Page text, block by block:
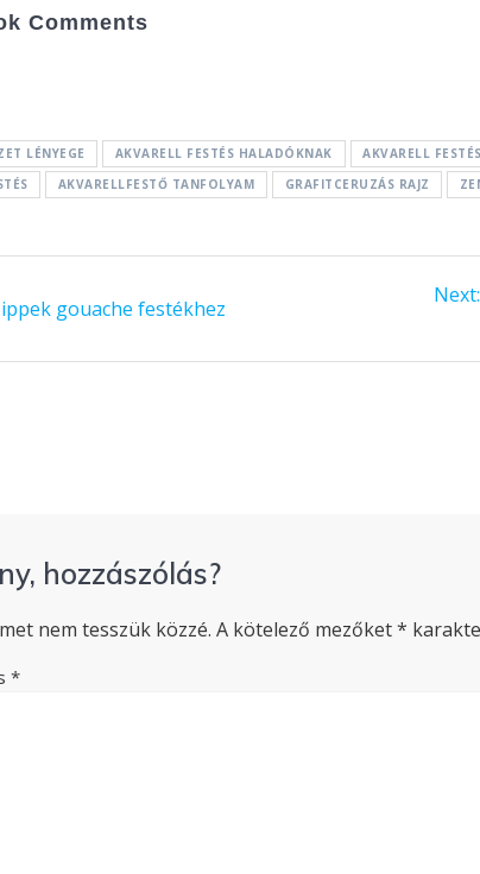
er za
g
Comments
LÉNYEGE AKVARELL FESTÉS HALADÓKNAK AKVARELL
AKVARELLFESTŐ TANFOLYAM GRAFITCERUZÁS RAJZ
gouache festékhez
Next:
hozzászólás?
nem tesszük közzé. A kötelező mezőket*
*